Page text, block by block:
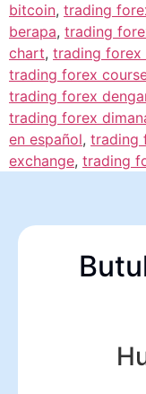
bitcoin, trading
berapa, trading
chart, trading
trading forex
trading forex
trading forex
en español, trading
exchange, trading